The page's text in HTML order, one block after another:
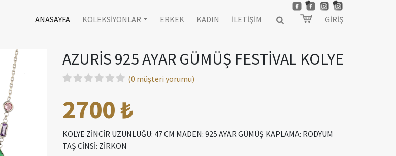
ANASAYFA KOLEKSİYONLAR ERKEK KADIN İLETİŞİM GİRİŞ
AZURİS 925 AYAR GÜMÜŞ FESTİVAL KOLYE
(0 müşteri yorumu)
2700 ₺
KOLYE ZİNCİR UZUNLUĞU: 47 CM MADEN: 925 AYAR GÜMÜŞ KAPLAMA: RODYUM
TAŞ CİNSİ: ZİRKON